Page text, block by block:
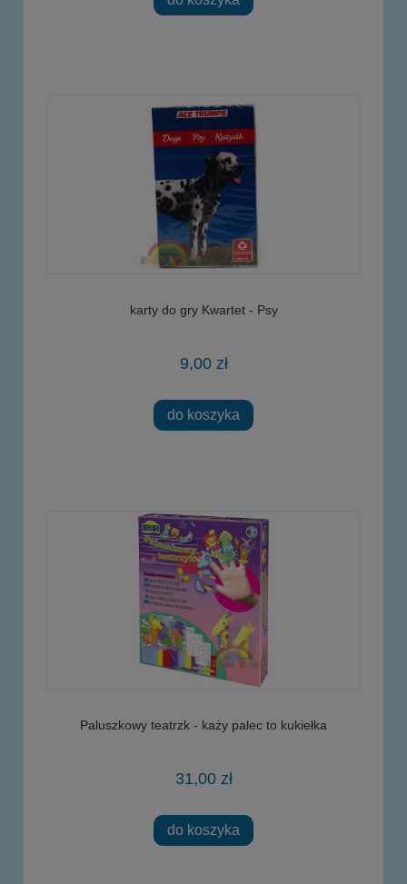
karty do gry Kwartet - Psy
9,00 zł
do koszyka
Paluszkowy teatrzk - każy palec to kukiełka
31,00 zł
do koszyka